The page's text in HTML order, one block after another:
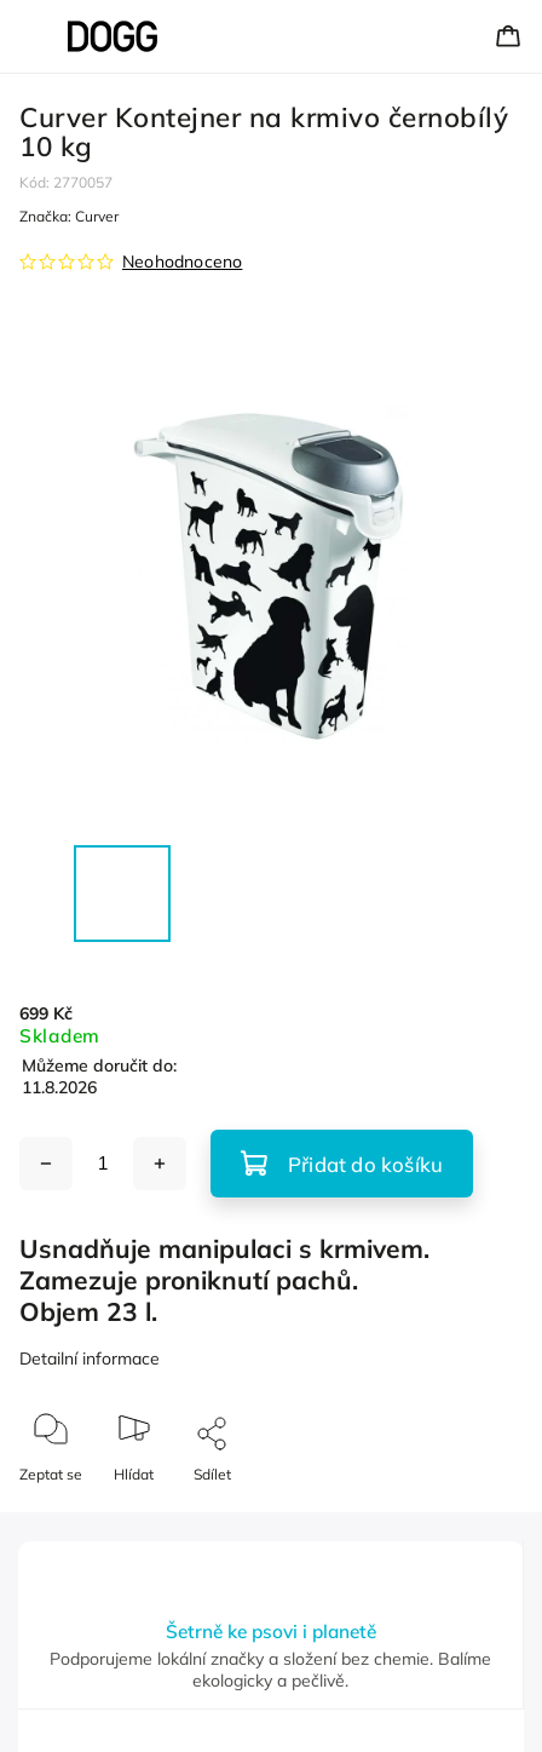
Curver Kontejner na krmivo černobílý
10 kg
Kód: 2770057
Neohodnoceno
Značka: Curver
699 Kč
Skladem
Můžeme doručit do:
11.8.2026
Přidat do košíku
Usnadňuje manipulaci s krmivem.
Zamezuje proniknutí pachů.
Objem 23 l.
Detailní informace
Zeptat se Hlídat Sdílet
Šetrně ke psovi i planetě
Podporujeme lokální značky a složení bez chemie. Balíme
ekologicky a pečlivě.